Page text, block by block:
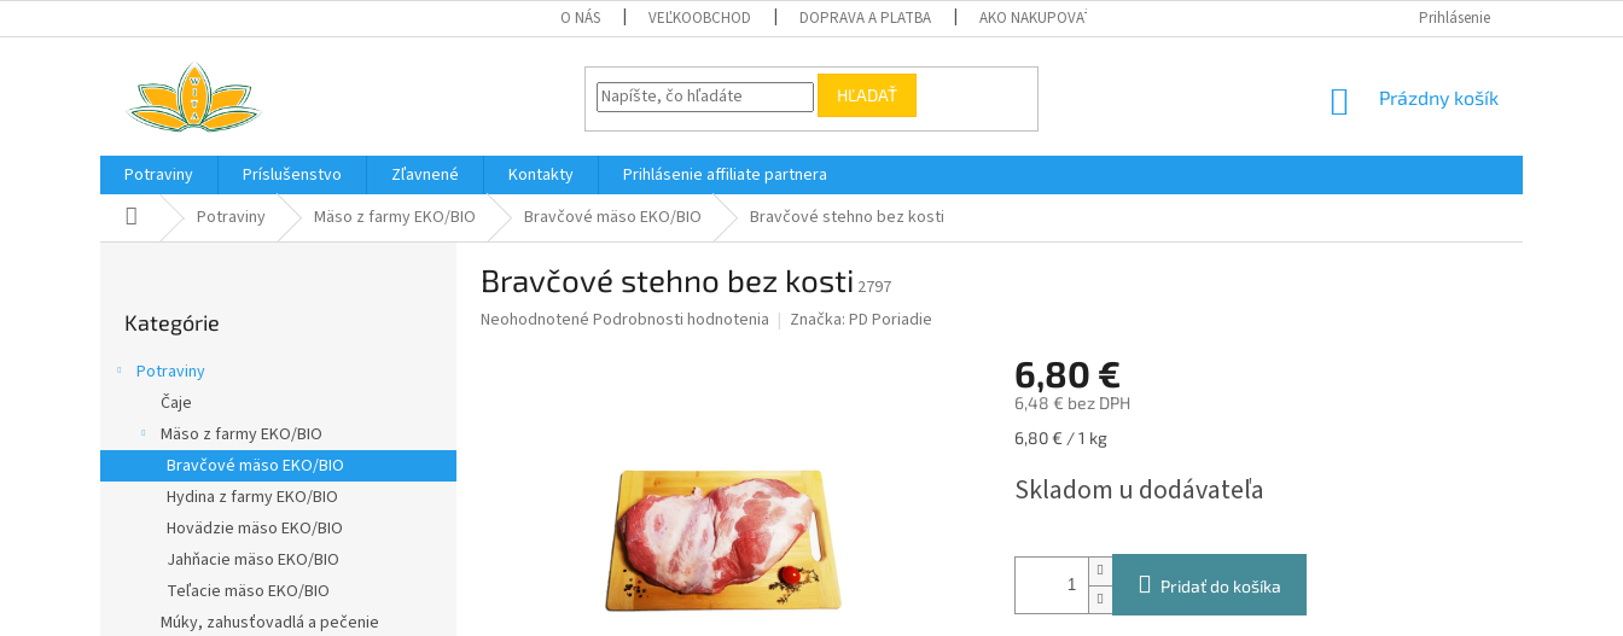
na
O NÁS VEĽKOOBCHOD DOPRAVA A PLATBA AKO NAKUPOVAŤ PODMIENKY OCHRANY OSOBNÝCH
Prihlásenie
HĽADAŤ
NÁKUPNÝ
Prázdny košík
Potraviny Príslušenstvo Zľavnené Kontakty
Prihlásenie affiliate partnera
DomovPotraviny Mäso z farmy EKO/BIO Bravčové mäso EKO/BIO Bravčové stehno bez kosti
kategórie
Kategórie
Potraviny
Čaje
Mäso z farmy EKO/BIO
Bravčové mäso EKO/BIO
Hydina z farmy EKO/BIO
Hovädzie mäso EKO/BIO
Jahňacie mäso EKO/BIO
Teľacie mäso EKO/BIO
Múky, zahusťovadlá a pečenie
Bravčové stehno bez kosti 2797
Priemerné
Neohodnotené Podrobnosti hodnotenia Značka: PD Poriadie
6,80 €
6,48 € bez DPH
Jednotková
6,80 € / 1 kg
Skladom u dodávateľa
Pridať do košíka